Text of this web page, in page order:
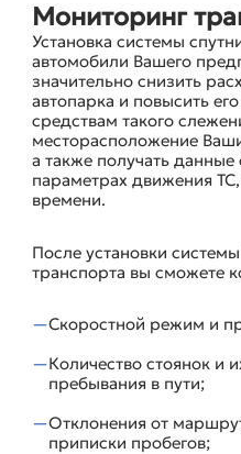
Мониторинг
Установка системы
автомобили Вашего
значительно снизить
автопарка и повысить
средствам такого
месторасположение
а также получать
параметрах движения
времени.
После установки
транспорта вы сможете
Скоростной режим и
Количество стоянок и
пребывания в пути;
Отклонения от
приписки пробегов;